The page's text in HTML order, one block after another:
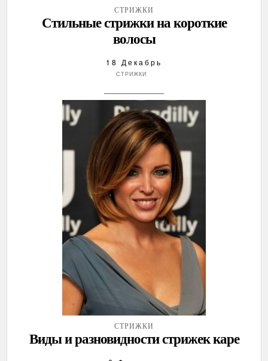
СТРИЖКИ
Стильные стрижки на короткие
волосы
18 Декабрь
СТРИЖКИ
СТРИЖКИ
Виды и разновидности стрижек каре